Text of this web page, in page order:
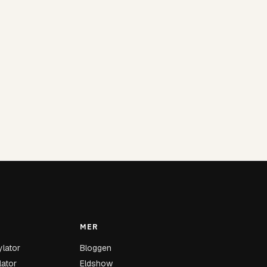
MER
Bloggen
Eldshow